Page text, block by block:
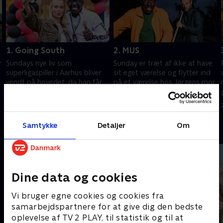
Samtykke Detaljer Om
Dine data og cookies
Vi bruger egne cookies og cookies fra
samarbejdspartnere for at give dig den bedste
oplevelse af TV 2 PLAY, til statistik og til at
1. Going South
Sundays nye liv som
superligaspiller i Aarhus bliver
vendt på hovedet, da han får
2. MUS
Sunday er træt af ikke at have
sit eget værelse og flytter ind
på et værelse hos Jørgens mor.
Det viser sig dog ikke at være
det, som Sunday havde drømt
om.
Andre så også